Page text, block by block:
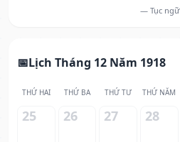
— Tục ngữ
Lịch Tháng 12 Năm 1918
THỨ HAI THỨ BA THỨ TƯ THỨ NĂM
25 26 27 28